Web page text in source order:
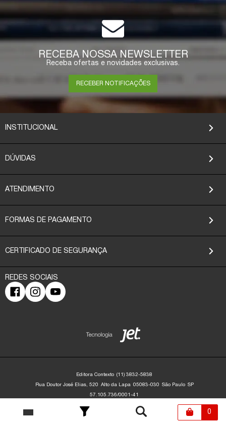
0
RECEBA NOSSA NEWSLETTER
Receba ofertas e novidades exclusivas.
RECEBER NOTIFICAÇÕES
INSTITUCIONAL
DÚVIDAS
ATENDIMENTO
FORMAS DE PAGAMENTO
CERTIFICADO DE SEGURANÇA
Editora Contexto (11) 3832-5838
Rua Doutor José Elias, 520 Alto da Lapa 05083-030 São Paulo SP
57.105.736/0001-41
Lapa - São Paulo/SP - 05083-030 | contato@editoracontexto.com.br | +55 11